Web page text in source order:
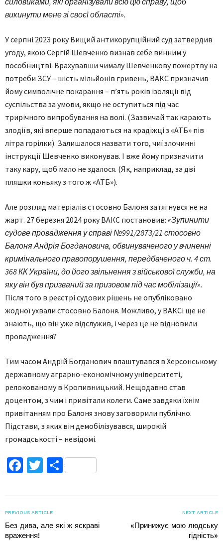
викинути мене зі своєї області».
У серпні 2023 року Вищий антикорупційний суд затвердив
угоду, якою Сергій Шевченко визнав себе винним у
пособництві. Врахувавши чималу Шевченкову пожертву на
потреби ЗСУ – шість мільйонів гривень, ВАКС призначив
йому символічне покарання – п’ять років ізоляції від
суспільства за умови, якщо не оступиться під час
трирічного випробування на волі. (Зазвичай так карають
злодіїв, які вперше попадаються на крадіжці з «АТБ» пів
літра горілки). Залишалося назвати того, чиї злочинні
інструкції Шевченко виконував. І вже йому призначити
таку кару, щоб мало не здалося. (Як, наприклад, за дві
пляшки коньяку з того ж «АТБ»).
Але розгляд матеріалів стосовно Балоня затягнувся не на
жарт. 27 березня 2024 року ВАКС постановив: «Зупинити
судове провадження у справі №991/2873/21 стосовно
Балоня Андрія Богдановича, обвинуваченого у вчиненні
кримінального правопорушення, передбаченого ч. 4 ст.
368 КК України, до його звільнення з військової служби, на
яку він був призваний за призовом під час мобілізації».
Після того в реєстрі судових рішень не опубліковано
жодної ухвали стосовно Балоня. Можливо, у ВАКСі ще не
знають, що він уже відслужив, і через це не відновили
провадження?
Тим часом Андрій Богданович влаштувався в Херсонському
державному аграрно-економічному університеті,
релокованому в Кропивницький. Нещодавно став
доцентом, з чим і привітали колеги. Саме завдяки їхнім
привітанням про Балоня знову заговорили публічно.
Підстави, з яких він демобілізувався, широкій
громадськості – невідомі.
Facebook
TwitterПоділитися
PREVIOUS ARTICLE
Без дива, але які ж яскраві
враження!
NEXT ARTICLE
«Принижує мою людську
гідність»